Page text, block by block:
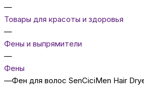
—
Товары для красоты и здоровья
—
Фены и выпрямители
—
Фены
—Фен для волос SenCiciMen Hair